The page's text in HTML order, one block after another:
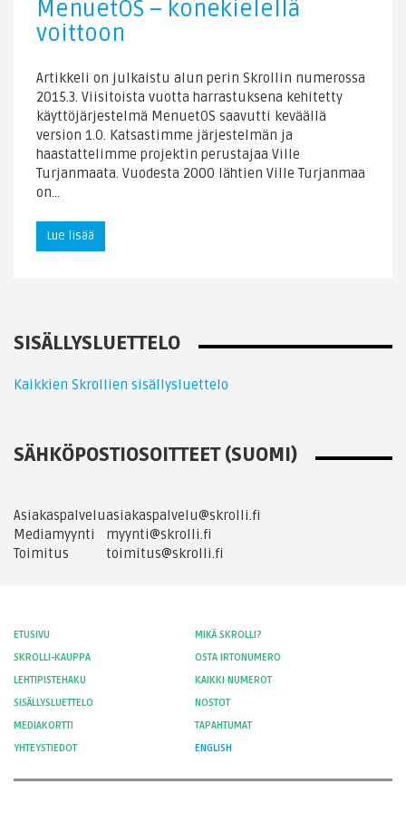
MenuetOS – konekielellä
voittoon
Artikkeli on julkaistu alun perin Skrollin numerossa
2015.3. Viisitoista vuotta harrastuksena kehitetty
käyttöjärjestelmä MenuetOS saavutti keväällä
version 1.0. Katsastimme järjestelmän ja
haastattelimme projektin perustajaa Ville
Turjanmaata. Vuodesta 2000 lähtien Ville Turjanmaa
on…
Lue lisää
SISÄLLYSLUETTELO
Kaikkien Skrollien sisällysluettelo
SÄHKÖPOSTIOSOITTEET (SUOMI)
Asiakaspalveluasiakaspalvelu@skrolli.fi
Mediamyynti
myynti@skrolli.fi
Toimitus
toimitus@skrolli.fi
ETUSIVU
MIKÄ SKROLLI?
SKROLLI-KAUPPA
OSTA IRTONUMERO
LEHTIPISTEHAKU
KAIKKI NUMEROT
SISÄLLYSLUETTELO
NOSTOT
MEDIAKORTTI
TAPAHTUMAT
YHTEYSTIEDOT
ENGLISH